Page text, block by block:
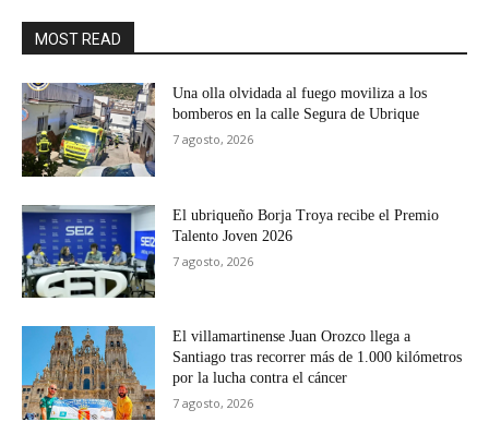
MOST READ
Una olla olvidada al fuego moviliza a los
bomberos en la calle Segura de Ubrique
7 agosto, 2026
El ubriqueño Borja Troya recibe el Premio
Talento Joven 2026
7 agosto, 2026
El villamartinense Juan Orozco llega a
Santiago tras recorrer más de 1.000 kilómetros
por la lucha contra el cáncer
7 agosto, 2026